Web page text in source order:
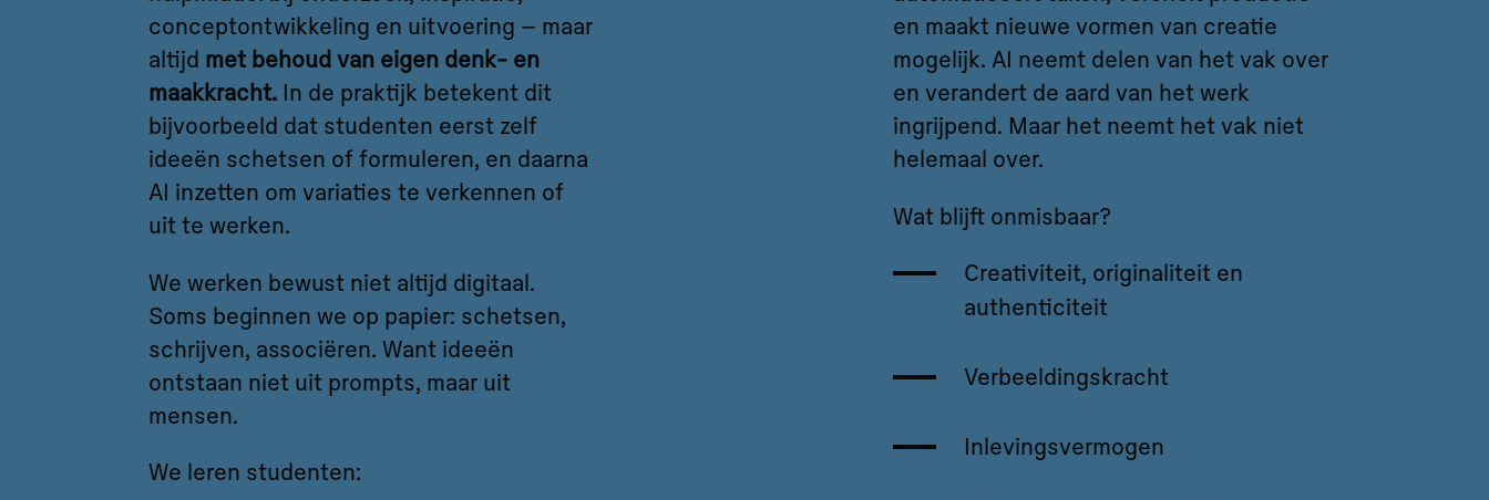
conceptontwikkeling en uitvoering – maar
altijd met behoud van eigen denk- en
maakkracht. In de praktijk betekent dit
bijvoorbeeld dat studenten eerst zelf
ideeën schetsen of formuleren, en daarna
AI inzetten om variaties te verkennen of
uit te werken.
We werken bewust niet altijd digitaal.
Soms beginnen we op papier: schetsen,
schrijven, associëren. Want ideeën
ontstaan niet uit prompts, maar uit
mensen.
We leren studenten:
en maakt nieuwe vormen van creatie
mogelijk. AI neemt delen van het vak over
en verandert de aard van het werk
ingrijpend. Maar het neemt het vak niet
helemaal over.
Wat blijft onmisbaar?
Creativiteit, originaliteit en
authenticiteit
Verbeeldingskracht
Inlevingsvermogen